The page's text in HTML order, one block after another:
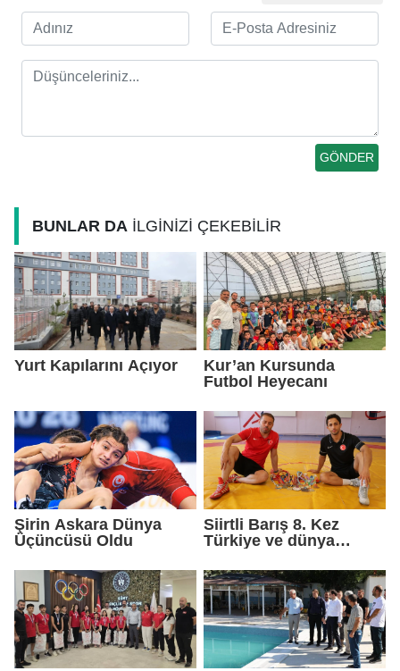
BUNLAR DA İLGİNİZİ ÇEKEBİLİR
Yurt Kapılarını Açıyor
Kur’an Kursunda
Futbol Heyecanı
Şirin Askara Dünya
Üçüncüsü Oldu
Siirtli Barış 8. Kez
Türkiye ve dünya